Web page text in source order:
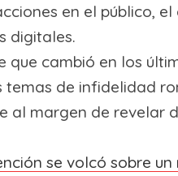
en el público, el
digitales.
cambió en los
temas de infidelidad
al margen de revelar
se volcó sobre un